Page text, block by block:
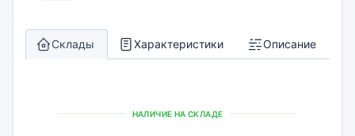
Склады Характеристики Описание
НАЛИЧИЕ НА СКЛАДЕ